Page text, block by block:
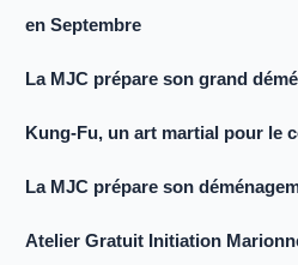
en Septembre
La MJC prépare son grand
Kung-Fu, un art martial pour le
La MJC prépare son
Atelier Gratuit Initiation